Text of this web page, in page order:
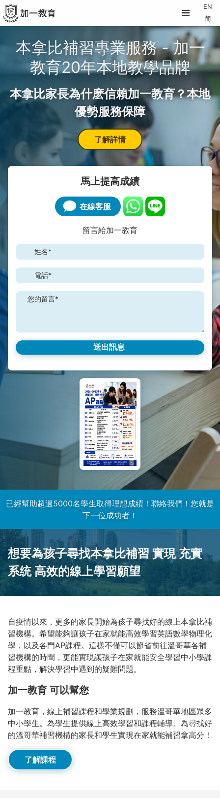
≡
EN
简
本拿比補習專業服務 - 加一
教育20年本地教學品牌
本拿比家長為什麽信賴加一教育？本地
優勢服務保障
了解詳情
馬上提高成績
在線客服
留言給加一教育
姓名*
電話*
您的留言*
已經幫助超過5000名學生取得理想成績！聯絡我們！您就是
下一位成功者！
想要為孩子尋找本拿比補習實現 充實
系统 高效的線上學習願望
自疫情以來，更多的家長開始為孩子尋找好的線上本拿比補
習機構。希望能夠讓孩子在家就能高效學習英語數學物理化
學，以及各門AP課程。這樣不僅可以節省前往溫哥華各補
習機構的時間，更能實現讓孩子在家就能安全學習中小學課
程重點，解決學習中遇到的疑難問題。
加一教育 可以幫您
加一教育，線上補習課程和學業規劃，服務溫哥華地區眾多
中小學生。為學生提供線上高效學習和課程輔導。為尋找好
的溫哥華補習機構的家長和學生實現在家就能補習拿高分！
了解課程